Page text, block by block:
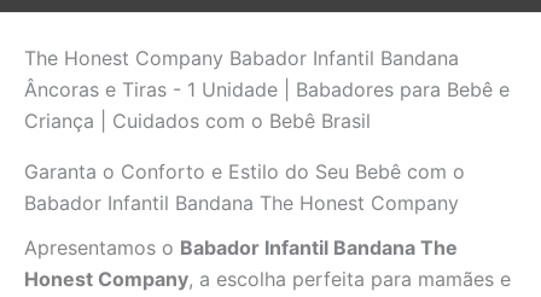
The Honest Company Babador Infantil Bandana
Âncoras e Tiras - 1 Unidade | Babadores para Bebê e
Criança | Cuidados com o Bebê Brasil
Garanta o Conforto e Estilo do Seu Bebê com o
Babador Infantil Bandana The Honest Company
Apresentamos o Babador Infantil Bandana The
Honest Company, a escolha perfeita para mamães e